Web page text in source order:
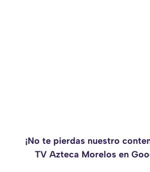
¡No te pierdas nuestro
TV Azteca Morelos en